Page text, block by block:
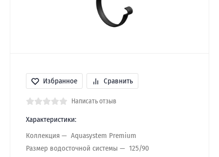
Избранное Сравнить
Написать отзыв
Характеристики:
Коллекция
Aquasystem Premium
Размер водосточной системы
125/90